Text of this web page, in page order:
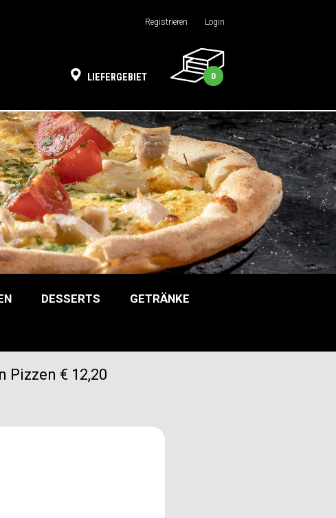
Registrieren Login
LIEFERGEBIET 0
DESSERTS GETRÄNKE
Pizzen € 12,20